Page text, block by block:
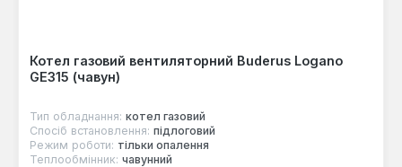
Котел газовий вентиляторний Buderus Logano
GE315 (чавун)
Тип обладнання: котел газовий
Спосіб встановлення: підлоговий
Режим роботи: тільки опалення
Теплообмінник: чавунний